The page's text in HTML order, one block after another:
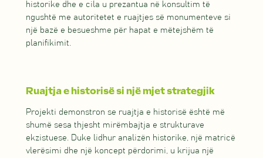
historike dhe e cila u prezantua në konsultim të
ngushtë me autoritetet e ruajtjes së monumenteve si
një bazë e besueshme për hapat e mëtejshëm të
planifikimit.
Ruajtja e historisë si një mjet strategjik
Projekti demonstron se ruajtja e historisë është më
shumë sesa thjesht mirëmbajtja e strukturave
ekzistuese. Duke lidhur analizën historike, një matricë
vlerësimi dhe një koncept përdorimi, u krijua një